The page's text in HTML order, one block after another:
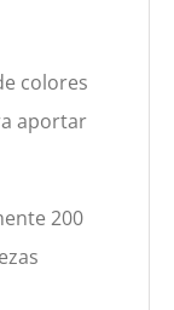
colores
aportar
200